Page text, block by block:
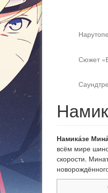
Сюжет
Намика́зе
всём мире
скорости.